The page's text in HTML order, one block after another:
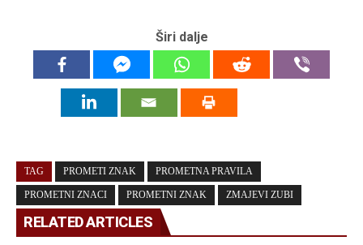
Širi dalje
TAG PROMETI ZNAK PROMETNA PRAVILA
PROMETNI ZNACI PROMETNI ZNAK ZMAJEVI ZUBI
RELATED ARTICLES